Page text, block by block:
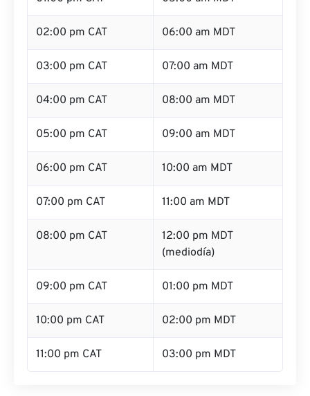
02:00 pm CAT 06:00 am MDT
03:00 pm CAT 07:00 am MDT
04:00 pm CAT 08:00 am MDT
05:00 pm CAT 09:00 am MDT
06:00 pm CAT 10:00 am MDT
07:00 pm CAT 11:00 am MDT
08:00 pm CAT
12:00 pm MDT
(mediodía)
09:00 pm CAT 01:00 pm MDT
10:00 pm CAT 02:00 pm MDT
11:00 pm CAT 03:00 pm MDT